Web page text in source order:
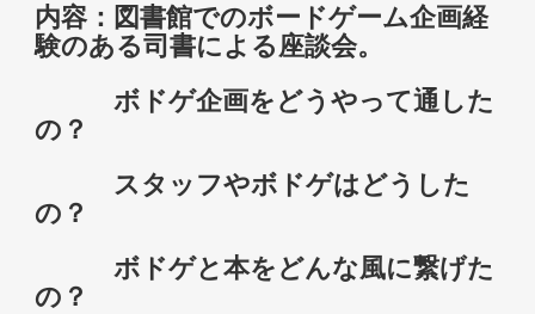
内容：図書館でのボードゲーム企画経
験のある司書による座談会。
ボドゲ企画をどうやって通した
の？
スタッフやボドゲはどうした
の？
ボドゲと本をどんな風に繋げた
の？